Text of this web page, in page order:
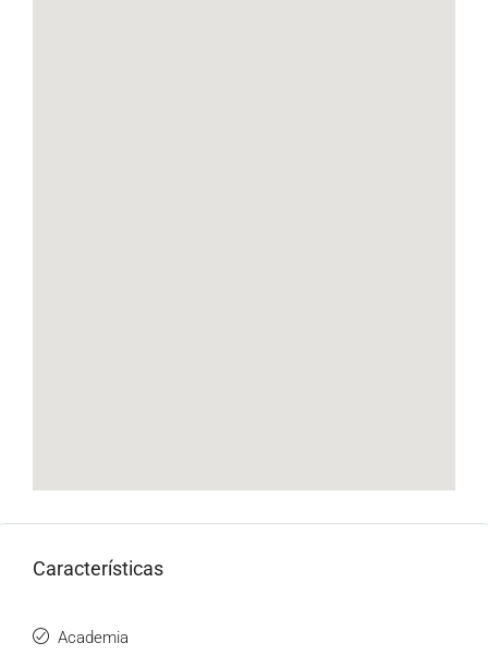
Características
Academia